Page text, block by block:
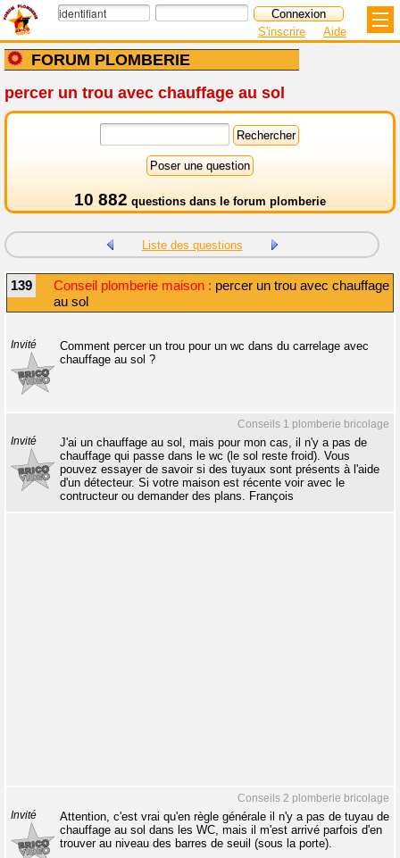
FORUM PLOMBERIE
S'inscrire Aide
percer un trou avec chauffage au sol
10 882 questions dans le forum plomberie
Liste des questions
139 Conseil plomberie maison : percer un trou avec chauffage
au sol
Invité
Comment percer un trou pour un wc dans du carrelage avec
chauffage au sol ?
Conseils 1 plomberie bricolage
Invité
J'ai un chauffage au sol, mais pour mon cas, il n'y a pas de
chauffage qui passe dans le wc (le sol reste froid). Vous
pouvez essayer de savoir si des tuyaux sont présents à l'aide
d'un détecteur. Si votre maison est récente voir avec le
contructeur ou demander des plans. François
Conseils 2 plomberie bricolage
Invité
Attention, c'est vrai qu'en règle générale il n'y a pas de tuyau de
chauffage au sol dans les WC, mais il m'est arrivé parfois d'en
trouver au niveau des barres de seuil (sous la porte).